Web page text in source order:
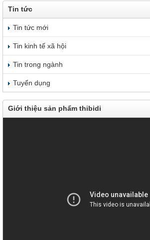
Tin tức
Tin tức mới
Tin kinh tế xã hội
Tin trong ngành
Tuyển dụng
Giới thiệu sản phẩm thibidi